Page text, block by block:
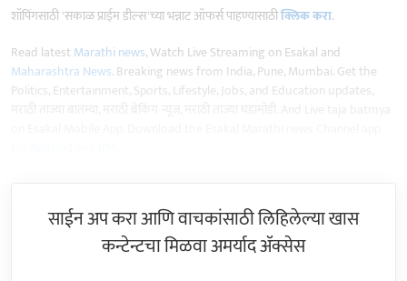
शॉपिंगसाठी 'सकाळ प्राईम डील्स'च्या भन्नाट ऑफर्स पाहण्यासाठीक्लिक करा.
Read latest Marathi news, Watch Live Streaming on Esakal and
Maharashtra News. Breaking news from India, Pune, Mumbai. Get the
Politics, Entertainment, Sports, Lifestyle, Jobs, and Education updates,
मराठी ताज्या बातम्या, मराठी ब्रेकिंग न्यूज, मराठी ताज्या घडामोडी. And Live taja batmya
साईन अप करा आणि वाचकांसाठी लिहिलेल्या खास
कन्टेन्टचा मिळवा अमर्याद ॲक्सेस